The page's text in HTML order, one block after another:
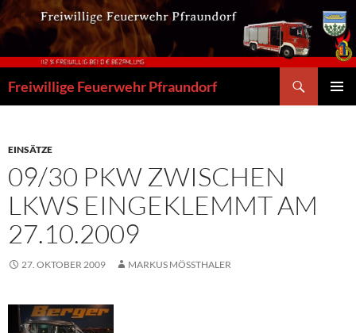
Zum
Inhalt
springen
Freiwillige Feuerwehr Pfraundorf
EINSÄTZE
09/30 PKW ZWISCHEN
LKWS EINGEKLEMMT AM
27.10.2009
27. OKTOBER 2009 MARKUS MÖSSTHALER